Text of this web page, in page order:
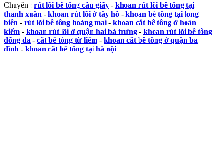
Chuyên : rút lõi bê tông cầu giấy - khoan rút lõi bê tông tại
thanh xuân - khoan rút lõi ở tây hồ - khoan bê tông tại long
biên - rút lõi bê tông hoàng mai - khoan cắt bê tông ở hoàn
kiếm - khoan rút lõi ở quận hai bà trưng - khoan rút lõi bê tông
đống đa - cắt bê tông từ liêm - khoan cắt bê tông ở quận ba
đình - khoan cắt bê tông tại hà nội